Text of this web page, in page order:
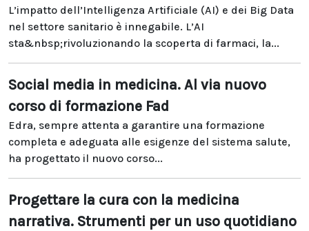
L’impatto dell’Intelligenza Artificiale (AI) e dei Big Data
nel settore sanitario è innegabile. L’AI
sta&nbsp;rivoluzionando la scoperta di farmaci, la...
Social media in medicina. Al via nuovo
corso di formazione Fad
Edra, sempre attenta a garantire una formazione
completa e adeguata alle esigenze del sistema salute,
ha progettato il nuovo corso...
Progettare la cura con la medicina
narrativa. Strumenti per un uso quotidiano